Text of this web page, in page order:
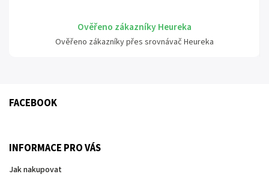
Ověřeno zákazníky Heureka
Ověřeno zákazníky přes srovnávač Heureka
FACEBOOK
INFORMACE PRO VÁS
Jak nakupovat